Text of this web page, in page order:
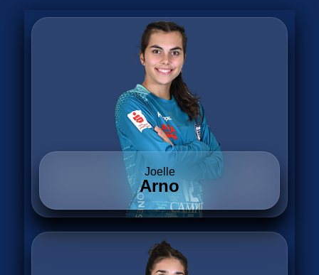
Joelle
Arno